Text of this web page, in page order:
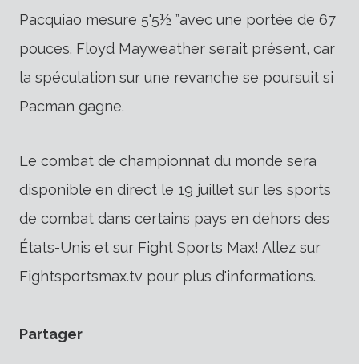
Pacquiao mesure 5'5½ ”avec une portée de 67
pouces. Floyd Mayweather serait présent, car
la spéculation sur une revanche se poursuit si
Pacman gagne.
Le combat de championnat du monde sera
disponible en direct le 19 juillet sur les sports
de combat dans certains pays en dehors des
États-Unis et sur Fight Sports Max! Allez sur
Fightsportsmax.tv pour plus d'informations.
Partager